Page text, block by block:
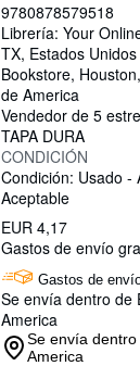
9780878579518
Librería: Your
TX, Estados
Bookstore,
de America
Vendedor de 5
TAPA DURA
CONDICIÓN
Condición: Usado -
Aceptable
EUR 4,17
Gastos de envío
Gastos de
Se envía dentro de
America
Se envía
America